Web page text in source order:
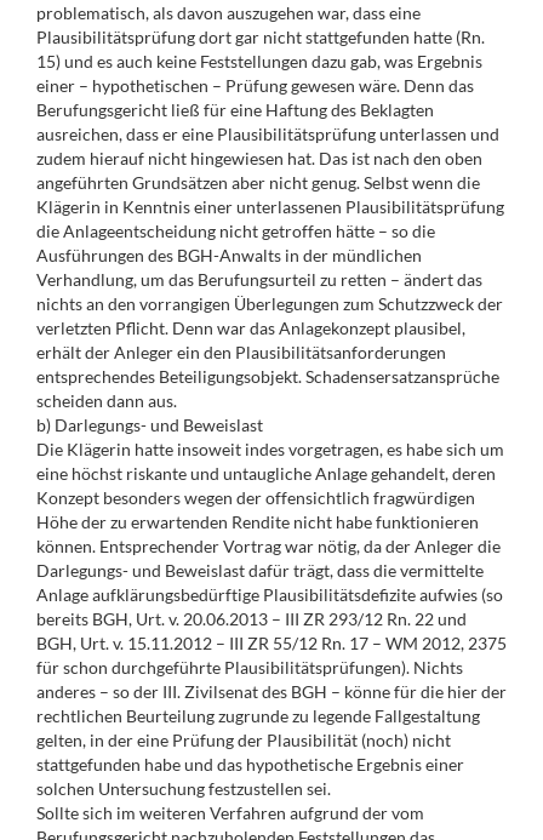
problematisch, als davon auszugehen war, dass eine
Plausibilitätsprüfung dort gar nicht stattgefunden hatte (Rn.
15) und es auch keine Feststellungen dazu gab, was Ergebnis
einer – hypothetischen – Prüfung gewesen wäre. Denn das
Berufungsgericht ließ für eine Haftung des Beklagten
ausreichen, dass er eine Plausibilitätsprüfung unterlassen und
zudem hierauf nicht hingewiesen hat. Das ist nach den oben
angeführten Grundsätzen aber nicht genug. Selbst wenn die
Klägerin in Kenntnis einer unterlassenen Plausibilitätsprüfung
die Anlageentscheidung nicht getroffen hätte – so die
Ausführungen des BGH-Anwalts in der mündlichen
Verhandlung, um das Berufungsurteil zu retten – ändert das
nichts an den vorrangigen Überlegungen zum Schutzzweck der
verletzten Pflicht. Denn war das Anlagekonzept plausibel,
erhält der Anleger ein den Plausibilitätsanforderungen
entsprechendes Beteiligungsobjekt. Schadensersatzansprüche
scheiden dann aus.
b) Darlegungs- und Beweislast
Die Klägerin hatte insoweit indes vorgetragen, es habe sich um
eine höchst riskante und untaugliche Anlage gehandelt, deren
Konzept besonders wegen der offensichtlich fragwürdigen
Höhe der zu erwartenden Rendite nicht habe funktionieren
können. Entsprechender Vortrag war nötig, da der Anleger die
Darlegungs- und Beweislast dafür trägt, dass die vermittelte
Anlage aufklärungsbedürftige Plausibilitätsdefizite aufwies (so
bereits BGH, Urt. v. 20.06.2013 – III ZR 293/12 Rn. 22 und
BGH, Urt. v. 15.11.2012 – III ZR 55/12 Rn. 17 – WM 2012, 2375
für schon durchgeführte Plausibilitätsprüfungen). Nichts
anderes – so der III. Zivilsenat des BGH – könne für die hier der
rechtlichen Beurteilung zugrunde zu legende Fallgestaltung
gelten, in der eine Prüfung der Plausibilität (noch) nicht
stattgefunden habe und das hypothetische Ergebnis einer
solchen Untersuchung festzustellen sei.
Sollte sich im weiteren Verfahren aufgrund der vom